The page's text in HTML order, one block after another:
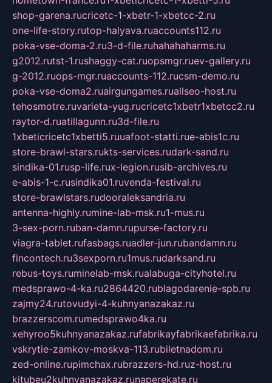
shop-garena.rucricetc-1-xbetr-1-xbetcc-2.ru
one-life-story.rutop-halyava.ruaccounts112.ru
poka-vse-doma-2.ru3-d-file.ruhahahaharms.ru
g2012.rutst-1.rushaggy-cat.ruopsmgr.ruev-gallery.ru
g-2012.ruops-mgr.ruaccounts-112.rucsm-demo.ru
poka-vse-doma2.ruairgungames.ruallseo-host.ru
tehosmotre.ruvarieta-yug.rucricetc1xbetr1xbetcc2.ru
raytor-d.ruatillagunn.ru3d-file.ru
1xbeticricetc1xbetti5.ruuafoot-statti.rue-abis1c.ru
store-brawl-stars.rukts-services.rudark-sand.ru
sindika-01.rusp-life.rux-legion.rusib-archives.ru
e-abis-1-c.rusindika01.ruvenda-festival.ru
store-brawlstars.rudooraleksandria.ru
antenna-highly.rumine-lab-msk.ru1-mus.ru
3-sex-porn.ruban-damn.rupurse-factory.ru
viagra-tablet.rufasbags.ruadler-jun.rubandamn.ru
fincontech.ru3sexporn.ru1mus.rudarksand.ru
rebus-toys.ruminelab-msk.rualabuga-cityhotel.ru
medsprawo-4-ka.ru2864420.rublagodarenie-spb.ru
zajmy24.rutovudyi-4-kuhnyanazakaz.ru
brazzerscom.rumedsprawo4ka.ru
xehyroo5kuhnyanazakaz.rufabrikayfabrikaefabrika.ru
vskrytie-zamkov-moskva-113.rubiletnadom.ru
zed-online.rupimchax.rubrazzers-hd.ruz-host.ru
kitubeu2kuhnyanazakaz.runaperekate.ru